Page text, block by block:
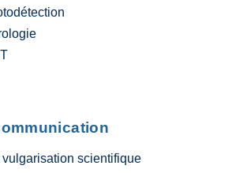
scientifique